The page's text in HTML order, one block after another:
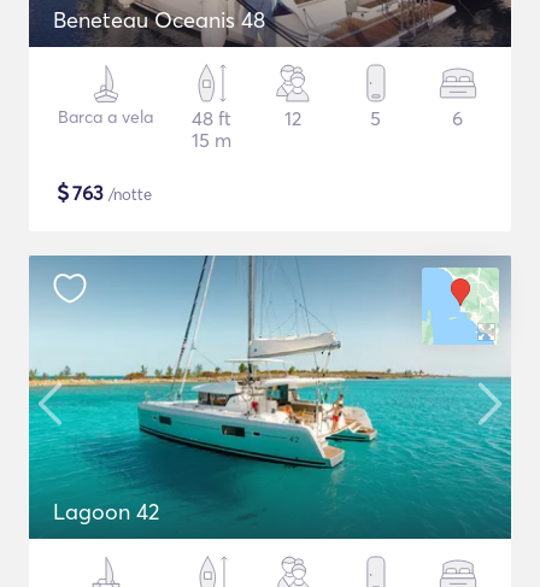
Beneteau Oceanis 48
Barca a vela
48 ft
15 m
12 5 6
$763 /notte
Lagoon 42